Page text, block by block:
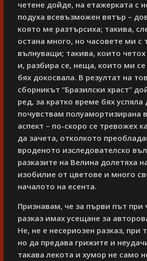
четене дойде, на етажерката с
подуха всевъзможен вятър –
която ме разтърсиха; такива,
остана много, но часовете ми с
вълнуващи; такива, които
и, разбира се, неща, които ми
бях докосвала. В резултат на
сборникът “Бразилски храст”
ред, за кратко време бях успяла
почувствам полуамортизирана
аспект – по-скоро се тревожех
да зачета, отколкото
вроденото изследователско
разказите на Велина долетяха
изобилие от цветове и много
началото на есента.
Признавам, че за първи път при
разказ имах усещане за
Не, не е несериозен разказ, при
но да предава грижите и
такава лекота и хумор не само